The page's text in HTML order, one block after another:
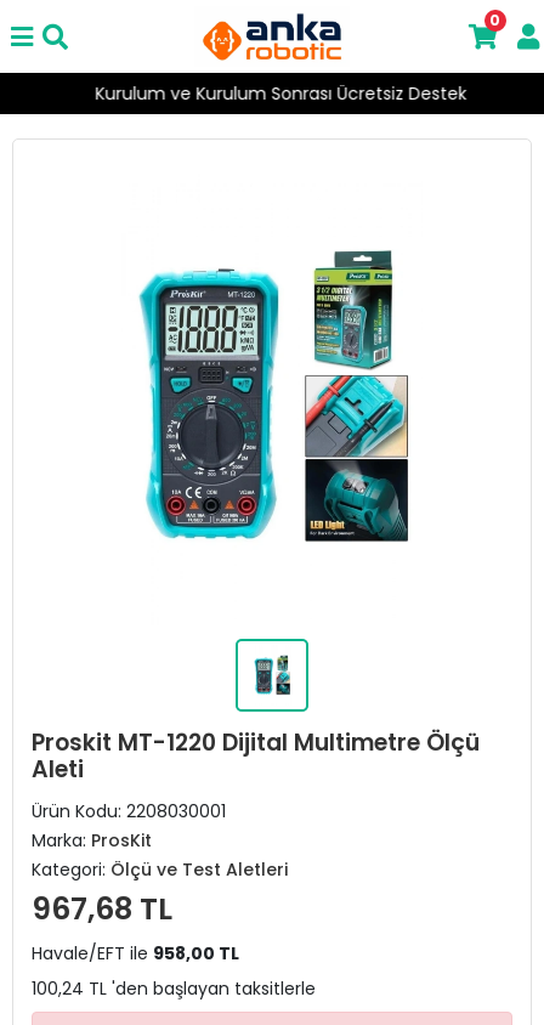
Kurulum ve Kurulum Sonrası Ücretsiz Destek
0
Proskit MT-1220 Dijital Multimetre Ölçü
Aleti
Ürün Kodu: 2208030001
Marka: ProsKit
Kategori: Ölçü ve Test Aletleri
967,68 TL
Havale/EFT ile 958,00 TL
100,24 TL 'den başlayan taksitlerle